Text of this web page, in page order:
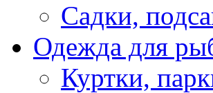
Садки,
Одежда для
Куртки,